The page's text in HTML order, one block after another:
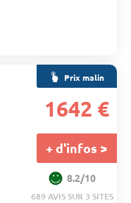
Prix malin
1642 €
+ d'infos >
8.2/10
689 AVIS SUR 3 SITES